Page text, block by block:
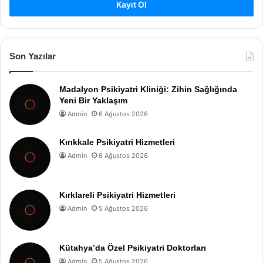
Kayıt Ol
Son Yazılar
Madalyon Psikiyatri Kliniği: Zihin Sağlığında
Yeni Bir Yaklaşım
Admin 6 Ağustos 2026
Kırıkkale Psikiyatri Hizmetleri
Admin 6 Ağustos 2026
Kırklareli Psikiyatri Hizmetleri
Admin 5 Ağustos 2026
Kütahya’da Özel Psikiyatri Doktorları
Admin 5 Ağustos 2026